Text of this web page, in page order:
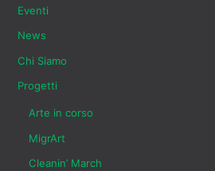
Eventi
News
Chi Siamo
Progetti
Arte in corso
MigrArt
Cleanin’ March